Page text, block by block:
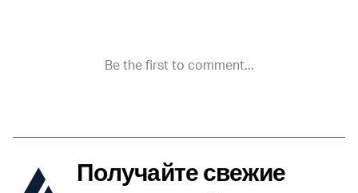
Получайте свежие